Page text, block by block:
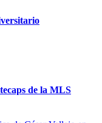
de la MLS